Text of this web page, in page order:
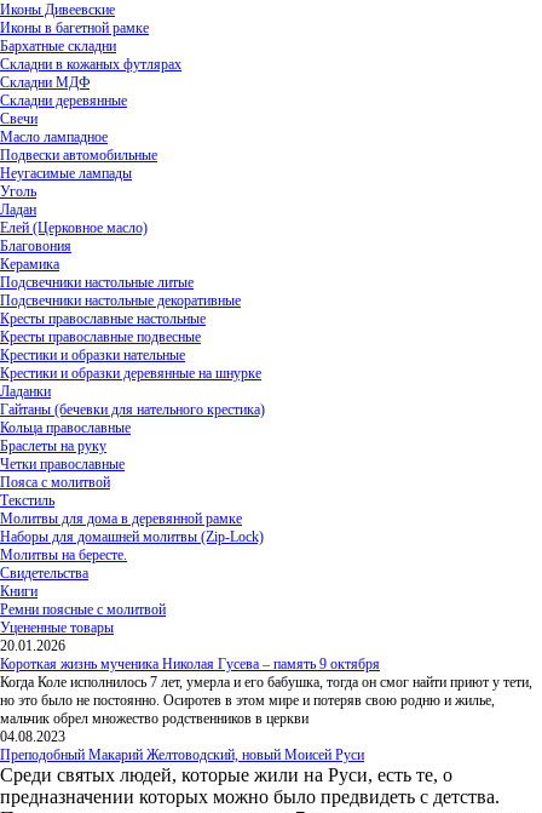
Иконы Дивеевские
Иконы в багетной рамке
Бархатные складни
Складни в кожаных футлярах
Складни МДФ
Складни деревянные
Свечи
Масло лампадное
Подвески автомобильные
Неугасимые лампады
Уголь
Ладан
Елей (Церковное масло)
Благовония
Керамика
Подсвечники настольные литые
Подсвечники настольные декоративные
Кресты православные настольные
Кресты православные подвесные
Крестики и образки нательные
Крестики и образки деревянные на шнурке
Ладанки
Гайтаны (бечевки для нательного крестика)
Кольца православные
Браслеты на руку
Четки православные
Пояса с молитвой
Текстиль
Молитвы для дома в деревянной рамке
Наборы для домашней молитвы (Zip-Lock)
Молитвы на бересте.
Свидетельства
Книги
Ремни поясные с молитвой
Уцененные товары
20.01.2026
Короткая жизнь мученика Николая Гусева – память 9 октября
Когда Коле исполнилось 7 лет, умерла и его бабушка, тогда он смог найти приют у тети,
но это было не постоянно. Осиротев в этом мире и потеряв свою родню и жилье,
мальчик обрел множество родственников в церкви
04.08.2023
Преподобный Макарий Желтоводский, новый Моисей Руси
Среди святых людей, которые жили на Руси, есть те, о
предназначении которых можно было предвидеть с детства.